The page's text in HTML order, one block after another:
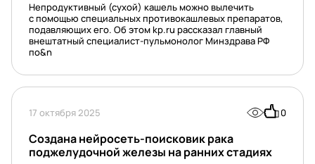
Непродуктивный (сухой) кашель можно вылечить
с помощью специальных противокашлевых препаратов,
подавляющих его. Об этом kp.ru рассказал главный
внештатный специалист-пульмонолог Минздрава РФ
по&n
17 октября 2025 0
Создана нейросеть-поисковик рака
поджелудочной железы на ранних стадиях